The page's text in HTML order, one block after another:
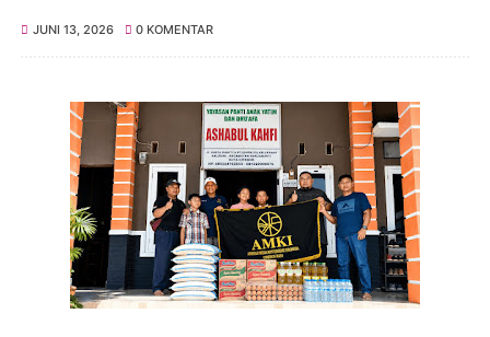
JUNI 13, 2026 0 KOMENTAR